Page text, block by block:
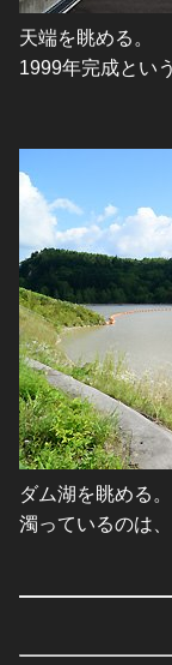
天端を眺める。
1999年完成とい
ダム湖を眺める。
濁っているのは